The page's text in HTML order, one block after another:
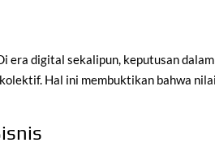
era digital sekalipun, keputusan dalam
Hal ini membuktikan bahwa nilai